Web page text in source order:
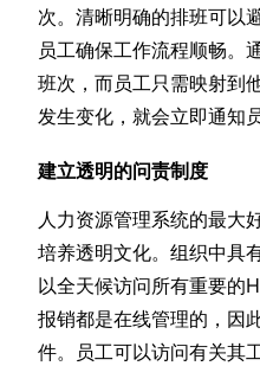
次。清晰明确的排班可以
员工确保工作流程顺畅。
班次，而员工只需映射到
发生变化，就会立即通知员
建立透明的问责制度
人力资源管理系统的最大
培养透明文化。组织中具
以全天候访问所有重要的
报销都是在线管理的，因
件。员工可以访问有关其